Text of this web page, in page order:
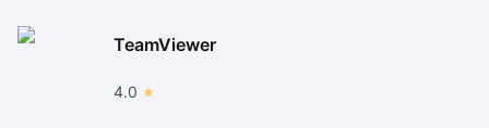
TeamViewer
4.0